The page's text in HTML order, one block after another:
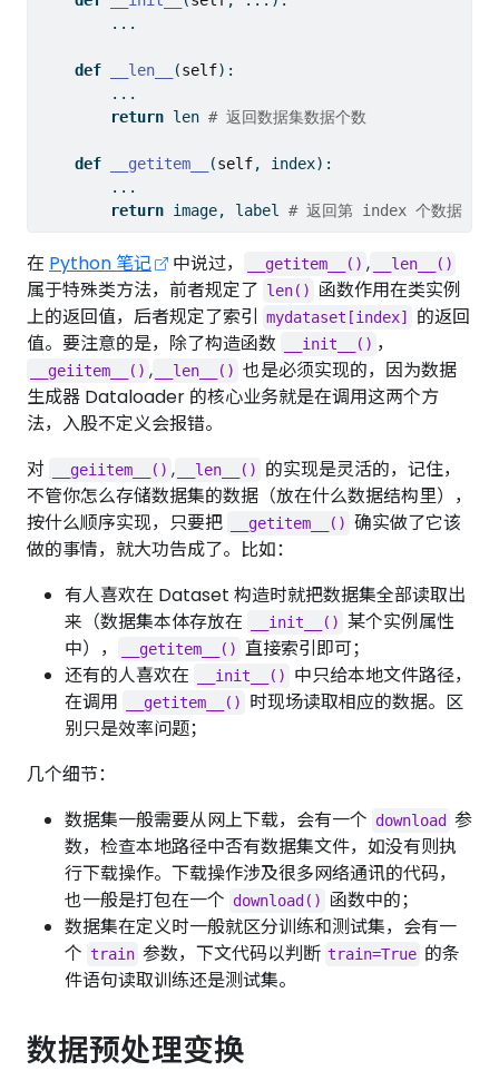
        ...
def __len__ (self):
        ...
return len # 返回数据集数据个数
def __getitem__ (self, index):
        ...
return image, label # 返回第 index 个数据 +
在 Python 笔记 中说过， __getitem__() , __len__()
属于特殊类方法，前者规定了 len()
函数作用在类实例
上的返回值，后者规定了索引 mydataset[index]
的返回
值。要注意的是，除了构造函数
__init__() ，
__geiitem__() , __len__() 也是必须实现的，因为数据
生成器 Dataloader 的核心业务就是在调用这两个方
法，入股不定义会报错。
对
__geiitem__() , __len__()
的实现是灵活的，记住，
不管你怎么存储数据集的数据（放在什么数据结构里），
按什么顺序实现，只要把
__getitem__() 确实做了它该
做的事情，就大功告成了。比如：
有人喜欢在 Dataset 构造时就把数据集全部读取出
来（数据集本体存放在
__init__() 某个实例属性
中），
__getitem__() 直接索引即可；
还有的人喜欢在
__init__()
中只给本地文件路径，
在调用
__getitem__()
时现场读取相应的数据。区
别只是效率问题；
几个细节：
数据集一般需要从网上下载，会有一个 download 参
数，检查本地路径中否有数据集文件，如没有则执
行下载操作。下载操作涉及很多网络通讯的代码，
也一般是打包在一个 download()
函数中的；
数据集在定义时一般就区分训练和测试集，会有一
个 train 参数，下文代码以判断 train=True 的条
件语句读取训练还是测试集。
数据预处理变换